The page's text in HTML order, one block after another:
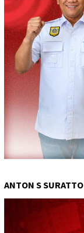
ANTON S SURATTO